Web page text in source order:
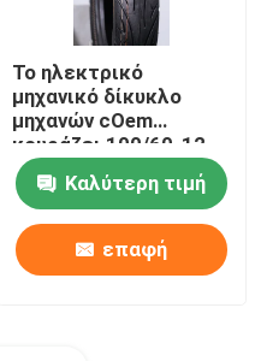
Το ηλεκτρικό
μηχανικό δίκυκλο
μηχανών cOem
κουράζει 100/60-12
110/70-10 6 ΖΕΥΓΆΡΙΑ
TT/TL πυκνώνει
ανθεκτικό
Καλύτερη τιμή
επαφή